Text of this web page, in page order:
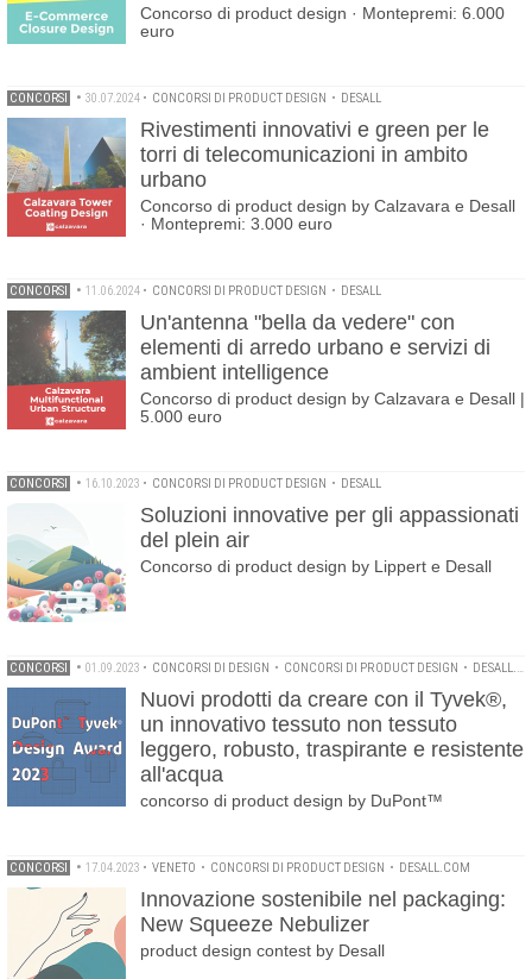
Concorso di product design · Montepremi: 6.000
euro
CONCORSI • 30.07.2024 • CONCORSI DI PRODUCT DESIGN • DESALL
Rivestimenti innovativi e green per le
torri di telecomunicazioni in ambito
urbano
Concorso di product design by Calzavara e Desall
· Montepremi: 3.000 euro
CONCORSI • 11.06.2024 • CONCORSI DI PRODUCT DESIGN • DESALL
Un'antenna "bella da vedere" con
elementi di arredo urbano e servizi di
ambient intelligence
Concorso di product design by Calzavara e Desall |
5.000 euro
CONCORSI • 16.10.2023 • CONCORSI DI PRODUCT DESIGN • DESALL
Soluzioni innovative per gli appassionati
del plein air
Concorso di product design by Lippert e Desall
CONCORSI • 01.09.2023 • CONCORSI DI DESIGN • CONCORSI DI PRODUCT DESIGN • DESALL.COM
Nuovi prodotti da creare con il Tyvek®,
un innovativo tessuto non tessuto
leggero, robusto, traspirante e resistente
all'acqua
concorso di product design by DuPont™
CONCORSI • 17.04.2023 • VENETO • CONCORSI DI PRODUCT DESIGN • DESALL.COM
Innovazione sostenibile nel packaging:
New Squeeze Nebulizer
product design contest by Desall